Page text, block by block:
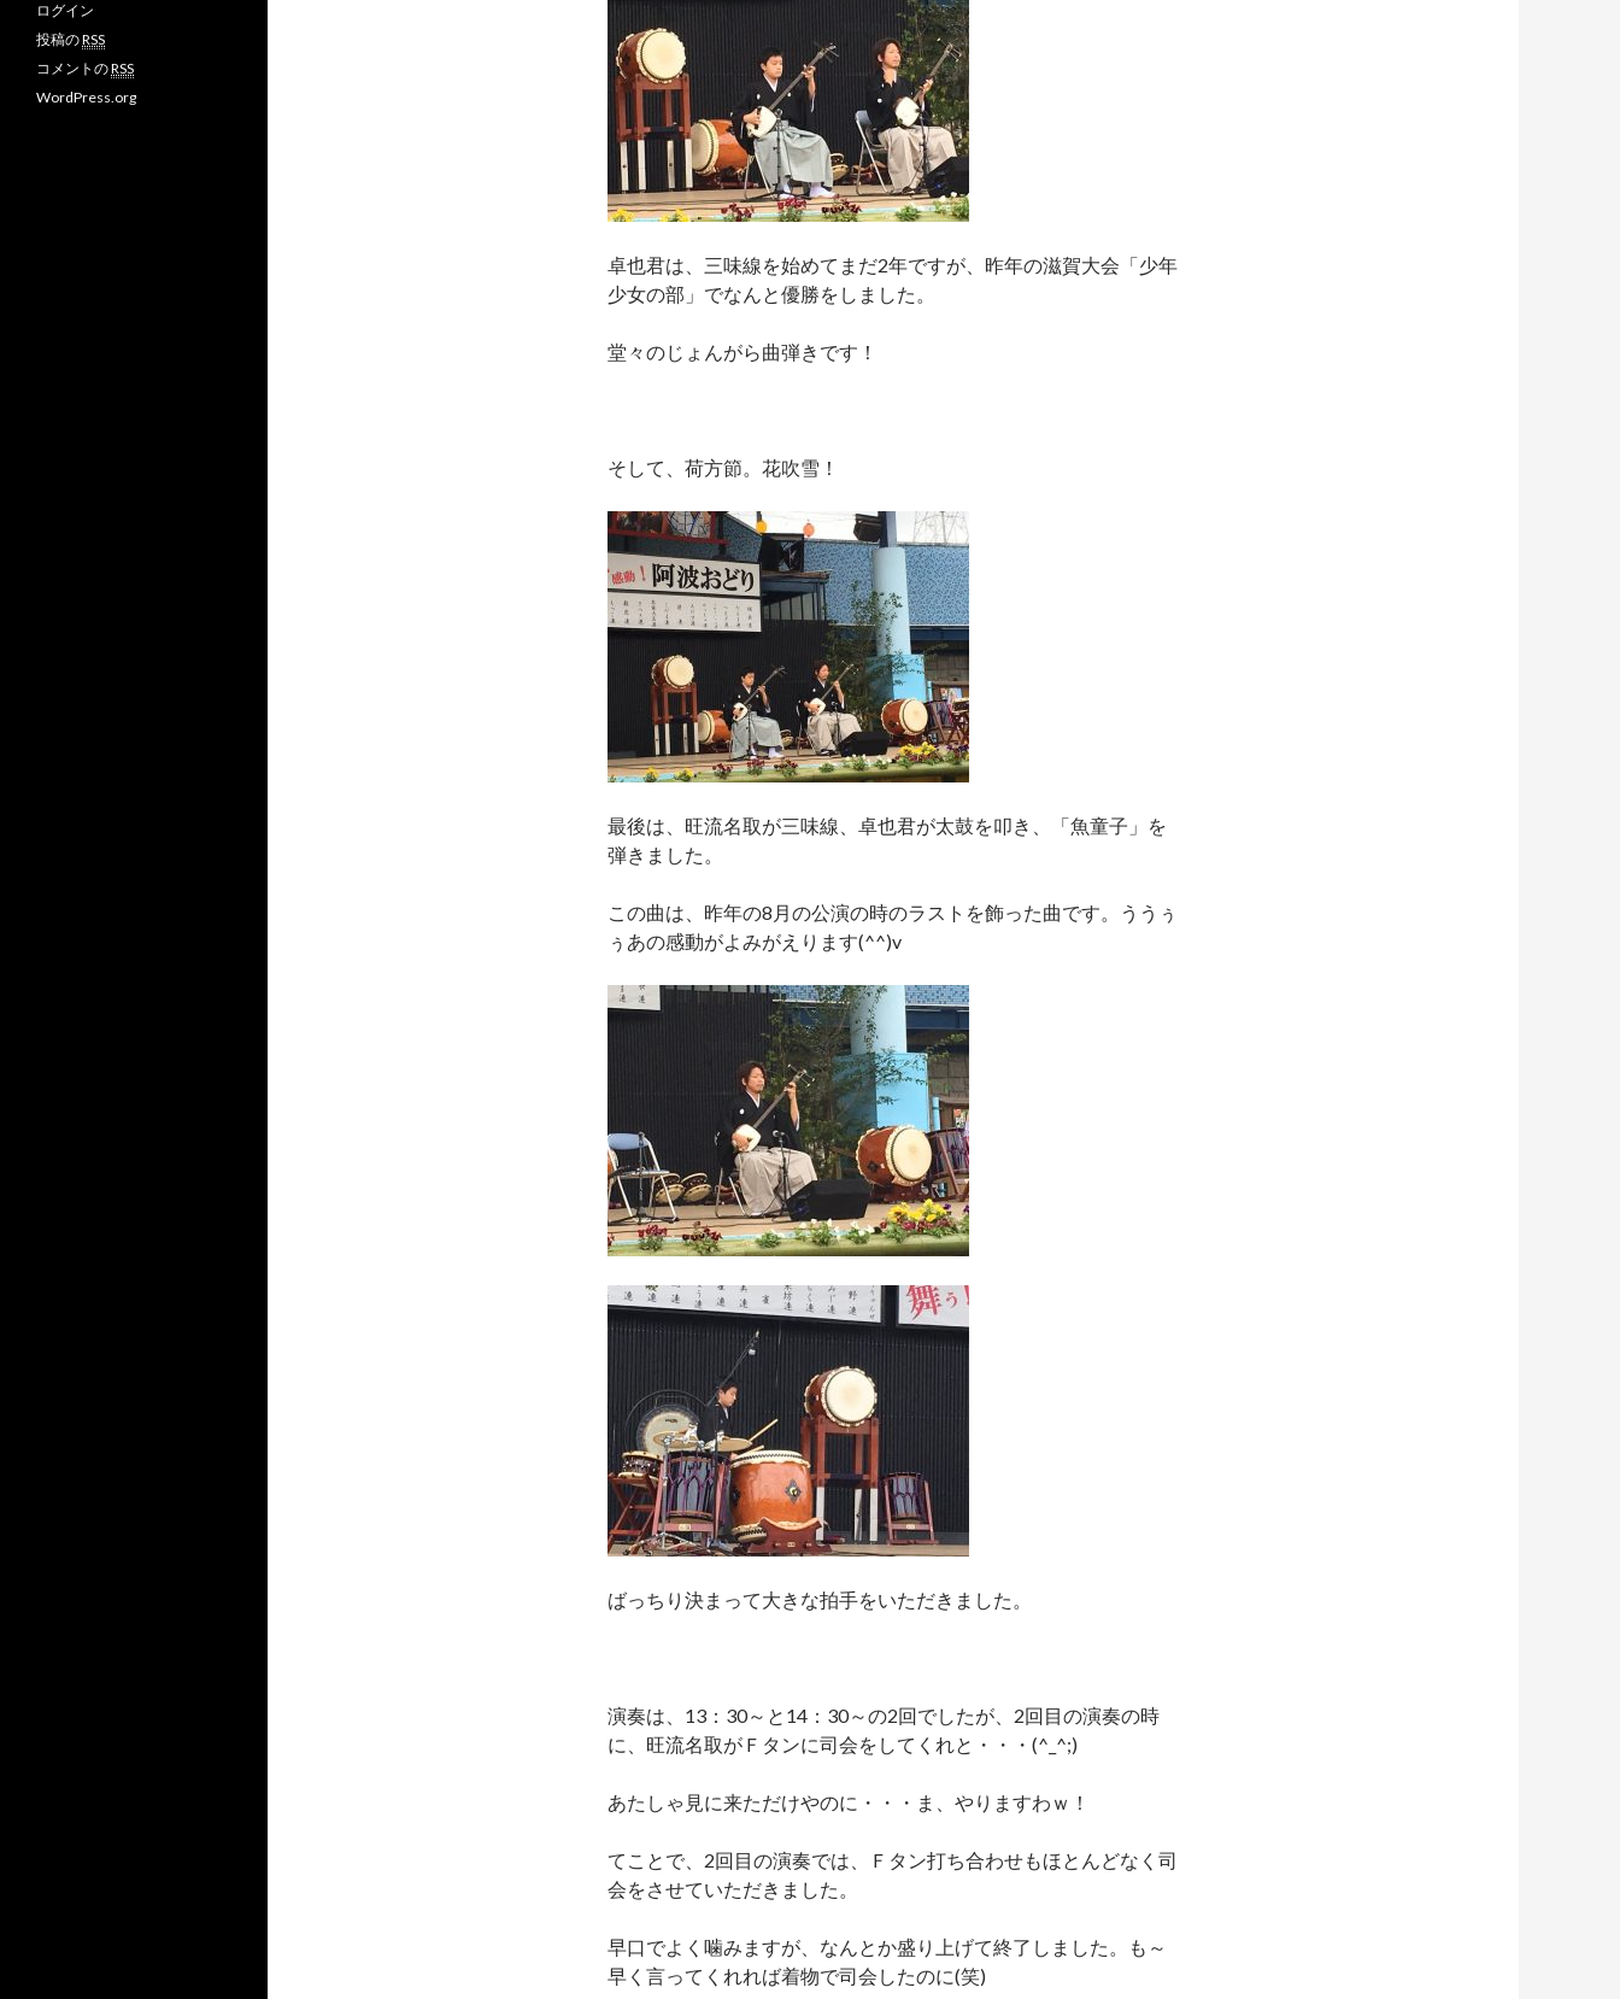
卓也君は、三味線を始めてまだ2年ですが、昨年の滋賀大会「少年
少女の部」でなんと優勝をしました。
堂々のじょんがら曲弾きです！
そして、荷方節。花吹雪！
最後は、旺流名取が三味線、卓也君が太鼓を叩き、「魚童子」を
弾きました。
この曲は、昨年の8月の公演の時のラストを飾った曲です。ううぅ
ぅあの感動がよみがえります(^^)v
ばっちり決まって大きな拍手をいただきました。
演奏は、13：30～と14：30～の2回でしたが、2回目の演奏の時
に、旺流名取がＦタンに司会をしてくれと・・・(^_^;)
あたしゃ見に来ただけやのに・・・ま、やりますわｗ！
てことで、2回目の演奏では、Ｆタン打ち合わせもほとんどなく司
会をさせていただきました。
早口でよく噛みますが、なんとか盛り上げて終了しました。も～
早く言ってくれれば着物で司会したのに(笑)
ログイン
投稿のRSS
コメントのRSS
WordPress.org